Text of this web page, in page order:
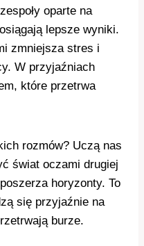
oparte na
osiągają lepsze wyniki.
zmniejsza stres i
W przyjaźniach
które przetrwa
rozmów? Uczą nas
świat oczami drugiej
horyzonty. To
się przyjaźnie na
burze.